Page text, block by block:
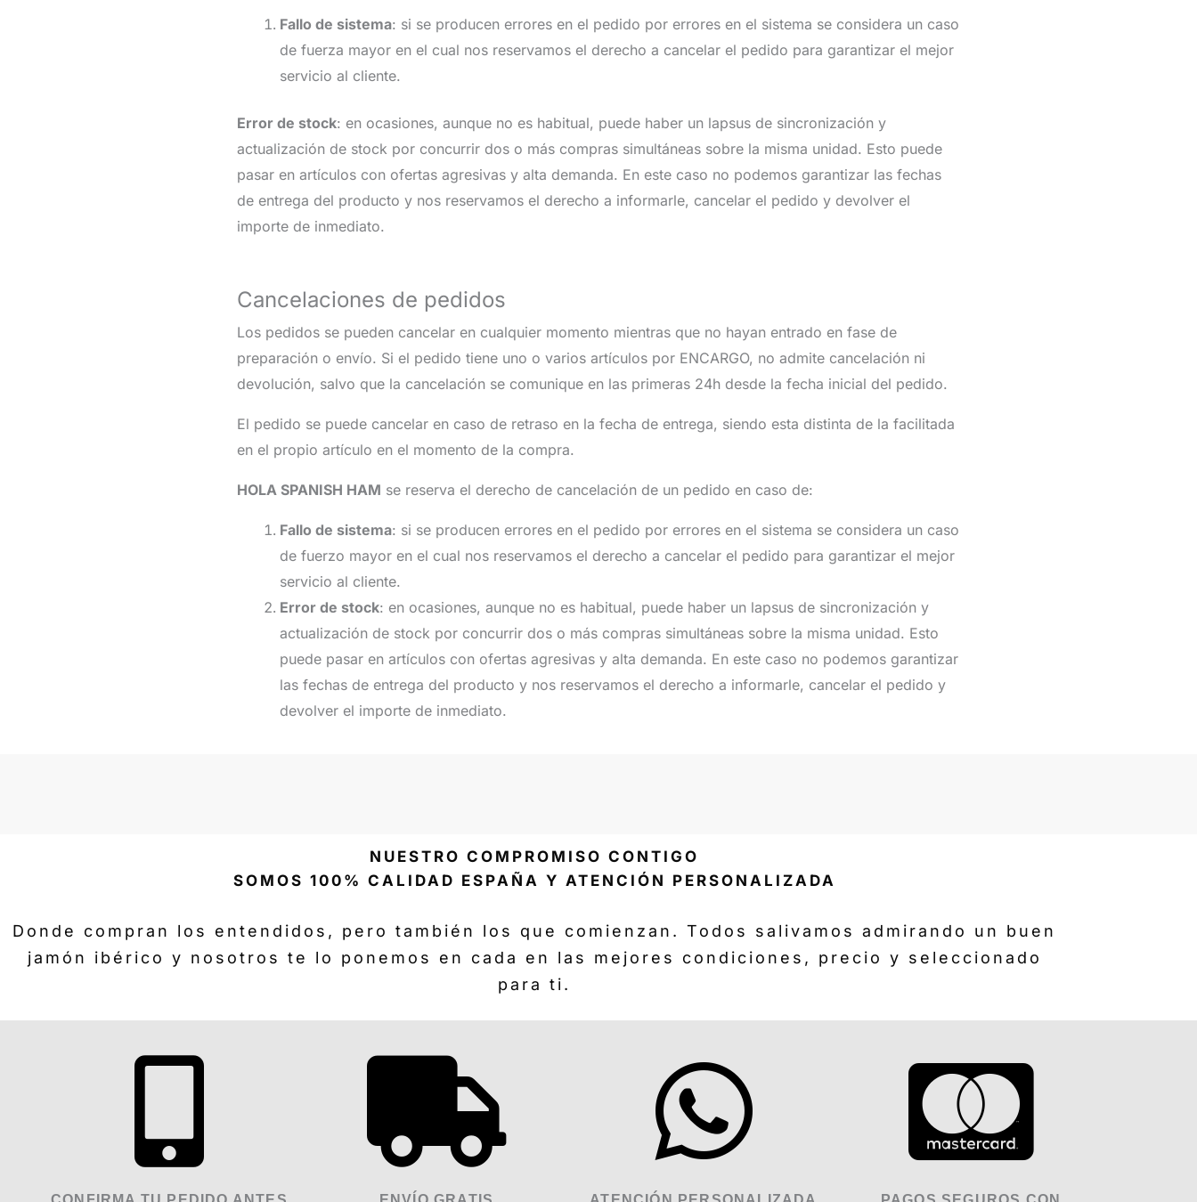
Fallo de sistema: si se producen errores en el pedido por errores en el sistema se considera un caso
de fuerza mayor en el cual nos reservamos el derecho a cancelar el pedido para garantizar el mejor
servicio al cliente.
Error de stock: en ocasiones, aunque no es habitual, puede haber un lapsus de sincronización y
actualización de stock por concurrir dos o más compras simultáneas sobre la misma unidad. Esto puede
pasar en artículos con ofertas agresivas y alta demanda. En este caso no podemos garantizar las fechas
de entrega del producto y nos reservamos el derecho a informarle, cancelar el pedido y devolver el
importe de inmediato.
Cancelaciones de pedidos
Los pedidos se pueden cancelar en cualquier momento mientras que no hayan entrado en fase de
preparación o envío. Si el pedido tiene uno o varios artículos por ENCARGO, no admite cancelación ni
devolución, salvo que la cancelación se comunique en las primeras 24h desde la fecha inicial del pedido.
El pedido se puede cancelar en caso de retraso en la fecha de entrega, siendo esta distinta de la facilitada
en el propio artículo en el momento de la compra.
HOLA SPANISH HAM se reserva el derecho de cancelación de un pedido en caso de:
Fallo de sistema: si se producen errores en el pedido por errores en el sistema se considera un caso
de fuerzo mayor en el cual nos reservamos el derecho a cancelar el pedido para garantizar el mejor
servicio al cliente.
Error de stock: en ocasiones, aunque no es habitual, puede haber un lapsus de sincronización y
actualización de stock por concurrir dos o más compras simultáneas sobre la misma unidad. Esto
puede pasar en artículos con ofertas agresivas y alta demanda. En este caso no podemos garantizar
las fechas de entrega del producto y nos reservamos el derecho a informarle, cancelar el pedido y
devolver el importe de inmediato.
NUESTRO COMPROMISO CONTIGO
SOMOS 100% CALIDAD ESPAÑA Y ATENCIÓN PERSONALIZADA
Donde compran los entendidos, pero también los que comienzan. Todos salivamos admirando un buen
jamón ibérico y nosotros te lo ponemos en cada en las mejores condiciones, precio y seleccionado
para ti.